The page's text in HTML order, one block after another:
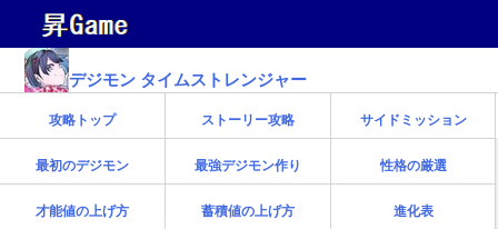
デジモン タイムストレンジャー
攻略トップ ストーリー攻略 サイドミッション
最初のデジモン 最強デジモン作り 性格の厳選
才能値の上げ方 蓄積値の上げ方 進化表